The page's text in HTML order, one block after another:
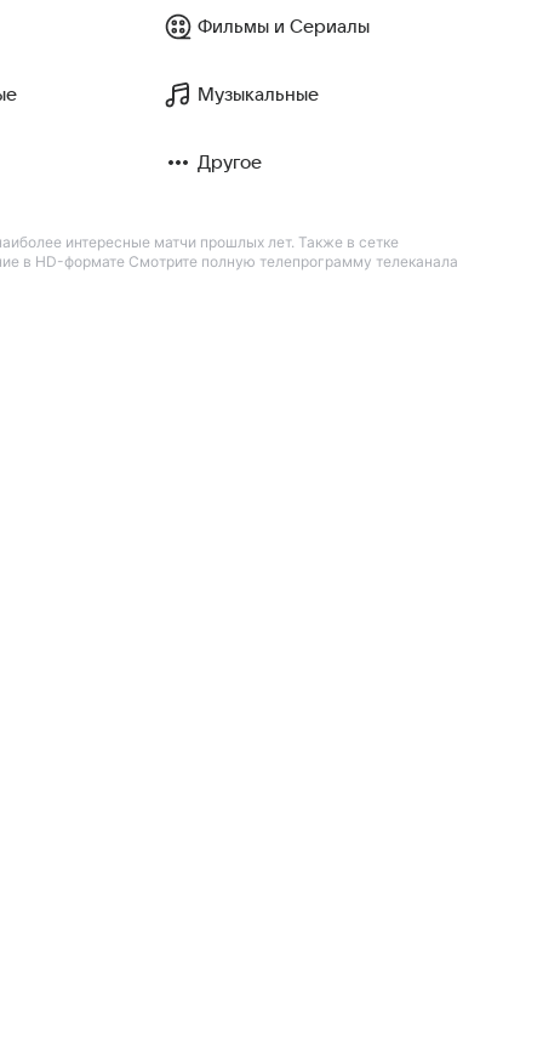
Фильмы и Сериалы
Музыкальные
Другое
интересные матчи прошлых лет. Также в сетке
в HD-формате Смотрите полную телепрограмму телеканала